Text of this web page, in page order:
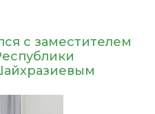
с заместителем